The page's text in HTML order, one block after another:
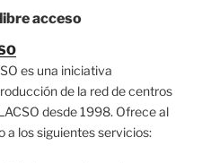
acceso
es una iniciativa
de la red de centros
desde 1998. Ofrece al
a los siguientes servicios: